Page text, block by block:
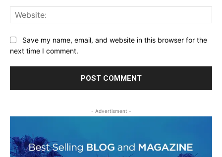
Save my name, email, and website in this browser for the
next time I comment.
- Advertisment -